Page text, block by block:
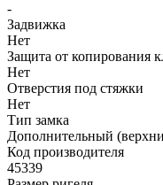
-
Задвижка
Нет
Защита от копирования
Нет
Отверстия под стяжки
Нет
Тип замка
Дополнительный
Код производителя
45339